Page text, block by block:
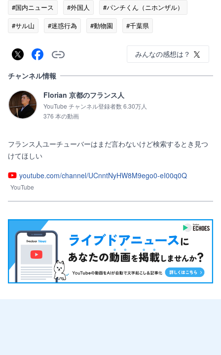
#国内ニュース #外国人
#パンチくん（ニホンザル）
#サル山
#迷惑行為 #動物園 #千葉県
みんなの感想は？
チャンネル情報
Florian 京都のフランス人
YouTube チャンネル登録者数 6.30万人
376 本の動画
フランス人ユーチューバーはまだ言わないけど検索するとき見つ
youtube.com/channel/UCnntNyHW8M9ego0-eI00q0Q
YouTube